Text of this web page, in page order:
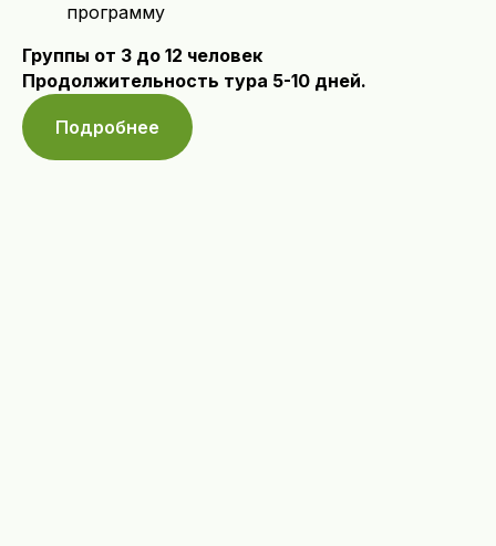
программу
Группы от 3 до 12 человек
Продолжительность тура 5-10 дней.
Подробнее